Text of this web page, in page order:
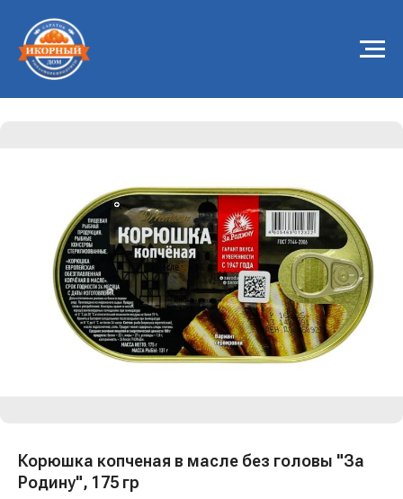
Корюшка копченая в масле без головы "За
Родину", 175 гр